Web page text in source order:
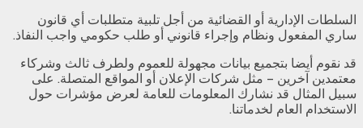
السلطات الإدارية أو القضائية من أجل تلبية متطلبات أي قانون
ساري المفعول ونظام وإجراء قانوني أو طلب حكومي واجب النفاذ.
قد نقوم أيضا بتجميع بيانات مجهولة للعموم ولطرف ثالث وشركاء
معتمدين آخرين – مثل شركات الإعلان أو المواقع المتصلة. على
سبيل المثال قد نشارك المعلومات للعامة لعرض مؤشرات حول
الاستخدام العام لخدماتنا.